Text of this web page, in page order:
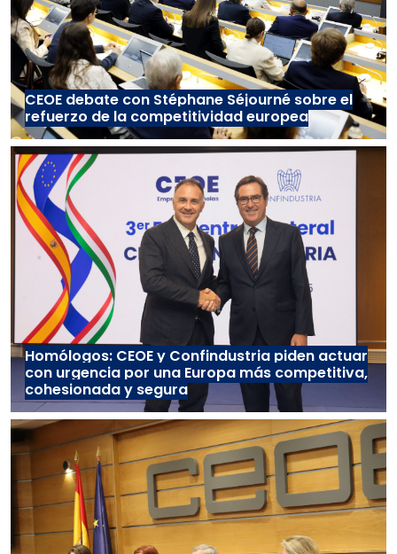
CEOE debate con Stéphane Séjourné sobre el
refuerzo de la competitividad europea
Homólogos: CEOE y Confindustria piden actuar
con urgencia por una Europa más competitiva,
cohesionada y segura